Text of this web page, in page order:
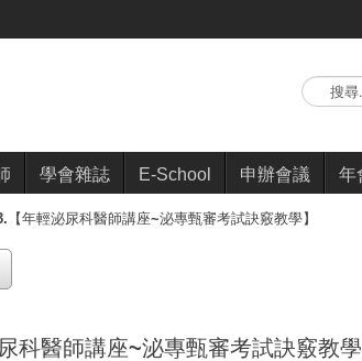
搜
尋...
學會雜誌 E-School 申辦會議 年
年輕泌尿科醫師講座~泌專甄審考試訣竅教學】
科醫師講座~泌專甄審考試訣竅教學